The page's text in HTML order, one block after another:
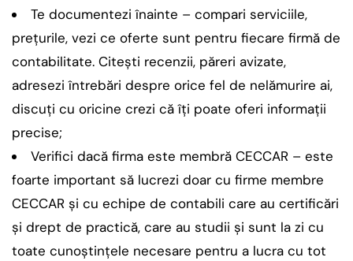
Te documentezi înainte – compari serviciile,
preţurile, vezi ce oferte sunt pentru fiecare firmă de
contabilitate. Citeşti recenzii, păreri avizate,
adresezi întrebări despre orice fel de nelămurire ai,
discuţi cu oricine crezi că îţi poate oferi informaţii
precise;
Verifici dacă firma este membră CECCAR – este
foarte important să lucrezi doar cu firme membre
CECCAR şi cu echipe de contabili care au certificări
şi drept de practică, care au studii şi sunt la zi cu
toate cunoştinţele necesare pentru a lucra cu tot